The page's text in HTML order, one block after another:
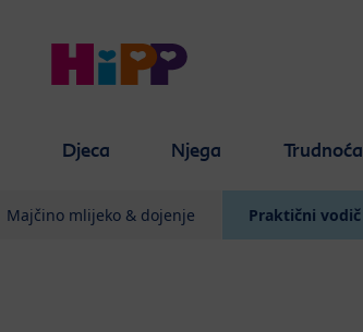
Djeca Njega Trudnoća
Majčino mlijeko & dojenje Praktični vodič